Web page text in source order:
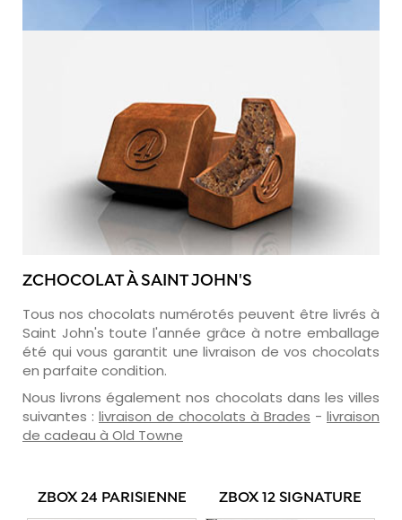
ZCHOCOLAT À SAINT JOHN'S
Tous nos chocolats numérotés peuvent être livrés à
Saint John's toute l'année grâce à notre emballage
été qui vous garantit une livraison de vos chocolats
en parfaite condition.
Nous livrons également nos chocolats dans les villes
suivantes : livraison de chocolats à Brades - livraison
de cadeau à Old Towne
ZBOX 24 PARISIENNE ZBOX 12 SIGNATURE